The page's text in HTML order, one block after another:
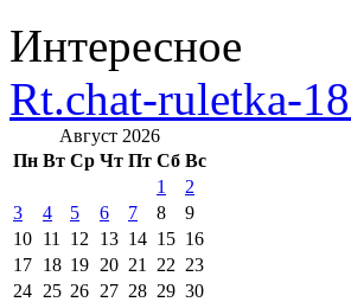
Интересное
Rt.chat-ruletka-
Август 2026
Пн Вт Ср Чт Пт Сб Вс
1
2
3
4 5 6 7 8
9
10 11 12 13 14 15 16
17 18 19 20 21 22 23
24 25 26 27 28 29 30